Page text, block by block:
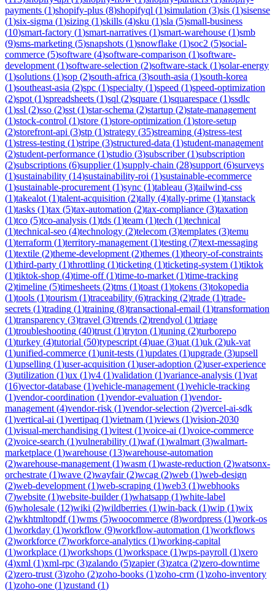
payments (1)shopify-plus (8)shopifyql (1)simulation (3)sis (1)sisense
(1)six-sigma (1)sizing (1)skills (4)sku (1)sla (5)small-business
(10)smart-factory (1)smart-narratives (1)smart-warehouse (1)smb
(9)sms-marketing (5)snapshots (1)snowflake (1)soc2 (5)social-
commerce (5)software (4)software-comparison (1)software-
development (1)software-selection (2)software-stack (1)solar-energy
(1)solutions (1)sop (2)south-africa (3)south-asia (1)south-korea
(1)southeast-asia (2)spc (1)specialty (1)speed (1)speed-optimization
(2)spot (1)spreadsheets (1)sql (2)square (1)squarespace (1)ssdlc
(1)ssl (2)sso (2)sst (1)star-schema (2)startup (2)state-management
(1)stock-control (1)store (1)store-optimization (1)store-setup
(2)storefront-api (3)stp (1)strategy (35)streaming (4)stress-test
(1)stress-testing (1)stripe (3)structured-data (1)student-management
(2)student-performance (1)studio (3)subscriber(1)subscription
(2)subscriptions (6)supplier(1)supply-chain (28)support (6)surveys
(1)sustainability (14)sustainability-roi (1)sustainable-ecommerce
(1)sustainable-procurement (1)sync (1)tableau (3)tailwind-css
(1)takealot (1)talent-acquisition (2)tally (4)tally-prime (1)tanstack
(1)tasks (1)tax (5)tax-automation (2)tax-compliance (3)taxation
(1)tco (5)tco-analysis (1)tds (1)team (1)tech (1)technical
(1)technical-seo (4)technology (2)telecom (3)templates (3)temu
(1)terraform (1)territory-management (1)testing (7)text-messaging
(1)textile (2)theme-development (2)themes (1)theory-of-constraints
(1)third-party (1)throttling (1)ticketing (1)ticketing-system (1)tiktok
(1)tiktok-shop (4)time-off(1)time-to-market (1)time-tracking
(2)timeline (5)timesheets (2)tms (1)toast (1)tokens (3)tokopedia
(1)tools (1)tourism (1)traceability (6)tracking (2)trade (1)trade-
secrets (1)trading (1)training (8)transactional-email (1)transformation
(1)transparency (3)travel (3)trends (2)trendyol (1)triage
(1)troubleshooting (40)trust (1)tryton (1)tuning (2)turborepo
(1)turkey (4)tutorial (50)typescript (4)uae (3)uat (1)uk (2)uk-vat
(1)unified-commerce (1)unit-tests (1)updates (1)upgrade (3)upsell
(1)upselling (1)user-acquisition (1)user-adoption (2)user-experience
(3)utilization (1)ux (1)v4 (1)validation (1)variance-analysis (1)vat
(16)vector-database (1)vehicle-management (1)vehicle-tracking
(1)vendor-coordination (1)vendor-evaluation (1)vendor-
management (4)vendor-risk (1)vendor-selection (2)vercel-ai-sdk
(1)vertical-ai (1)vertipaq (1)vietnam (1)views (1)vision-2030
(1)visual-merchandising (1)vitest (1)voice-ai (1)voice-commerce
(2)voice-search (1)vulnerability (1)waf(1)walmart (3)walmart-
marketplace (1)warehouse (13)warehouse-automation
(2)warehouse-management (1)wasm (1)waste-reduction (2)watsonx-
orchestrate (1)wave (2)wayfair(2)wcag (2)web (1)web-design
(2)web-development (1)web-scraping (1)web3 (1)webhooks
(7)website (1)website-builder(1)whatsapp (1)white-label
(6)wholesale (12)wiki (2)wildberries (1)win-back (1)wip (1)wix
(2)wkhtmltopdf(1)wms (5)woocommerce (8)wordpress (1)work-os
(1)workday (1)workflow (9)workflow-automation (1)workflows
(2)workforce (7)workforce-analytics (1)working-capital
(1)workplace (1)workshops (1)workspace (1)wps-payroll (1)xero
(4)xml (1)xml-rpc (3)zalando (5)zapier(3)zatca (2)zero-downtime
(2)zero-trust (3)zoho (2)zoho-books (1)zoho-crm (1)zoho-inventory
(1)zoho-one (1)zustand (1)